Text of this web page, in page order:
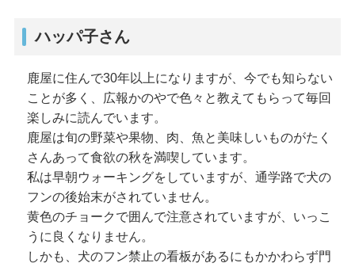
ハッパ子さん
鹿屋に住んで30年以上になりますが、今でも知らない
ことが多く、広報かのやで色々と教えてもらって毎回
楽しみに読んでいます。
鹿屋は旬の野菜や果物、肉、魚と美味しいものがたく
さんあって食欲の秋を満喫しています。
私は早朝ウォーキングをしていますが、通学路で犬の
フンの後始末がされていません。
黄色のチョークで囲んで注意されていますが、いっこ
うに良くなりません。
しかも、犬のフン禁止の看板があるにもかかわらず門